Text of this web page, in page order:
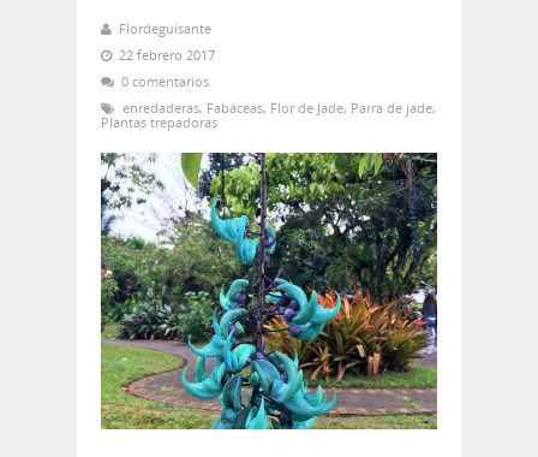
Flordeguisante
22 febrero 2017
0 comentarios
enredaderas, Fabáceas, Flor de Jade, Parra de jade,
Plantas trepadoras